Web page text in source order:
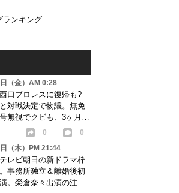
ランキング
（金）AM 0:28
口プロレスに復帰も?
対戦決定で物議。無免
無視でクビも、3ヶ月で
0
0
（木）PM 21:44
レビ朝日の新ドラマ枠
事務所独立＆離婚後初
。榮倉奈々出演の注目